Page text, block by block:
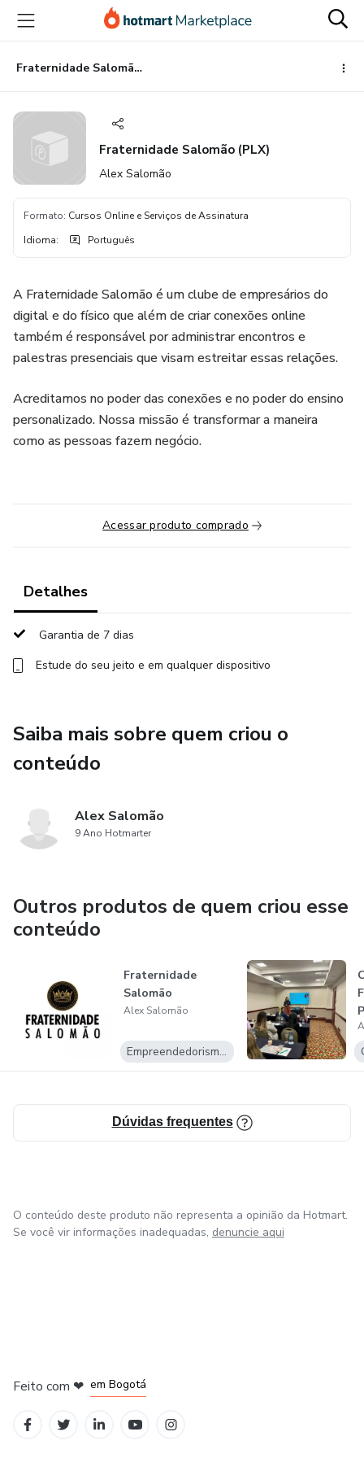
para
conteúdo
principal
para
pagamento
para
rodapé
Fraternidade Salomão (PLX)
Fraternidade Salomão (PLX)
Alex Salomão
Formato: Cursos Online e Serviços de Assinatura
Idioma: Português
A Fraternidade Salomão é um clube de empresários do
digital e do físico que além de criar conexões online
também é responsável por administrar encontros e
palestras presenciais que visam estreitar essas relações.
Acreditamos no poder das conexões e no poder do ensino
personalizado. Nossa missão é transformar a maneira
como as pessoas fazem negócio.
Acessar produto comprado
Detalhes
Garantia de 7 dias
Estude do seu jeito e em qualquer dispositivo
Saiba mais sobre quem criou o
conteúdo
Alex Salomão
9 Ano Hotmarter
Outros produtos de quem criou esse
conteúdo
Fraternidade
Salomão
Alex Salomão
Empreendedorismo Digital
Dúvidas frequentes
O conteúdo deste produto não representa a opinião da Hotmart.
Se você vir informações inadequadas, denuncie aqui
Feito com ❤ em Bogotá